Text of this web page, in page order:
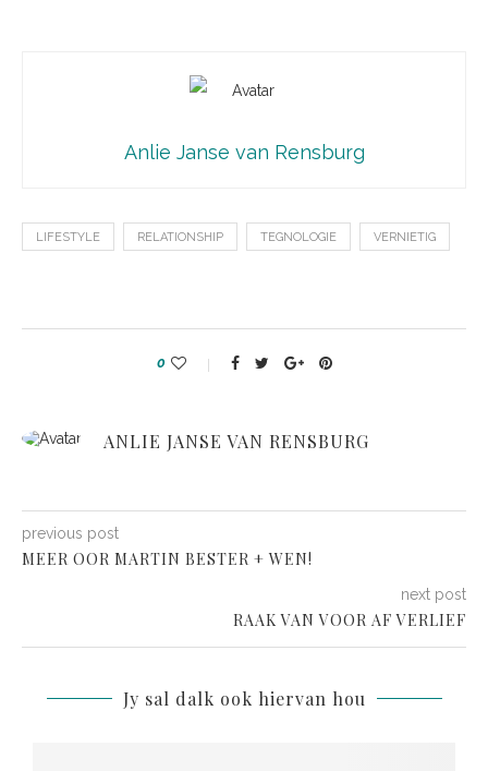
Anlie Janse van Rensburg
LIFESTYLE RELATIONSHIP TEGNOLOGIE VERNIETIG
0
ANLIE JANSE VAN RENSBURG
previous post
MEER OOR MARTIN BESTER + WEN!
next post
RAAK VAN VOOR AF VERLIEF
Jy sal dalk ook hiervan hou